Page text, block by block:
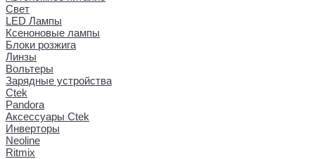
Свет
LED Лампы
Ксеноновые лампы
Блоки розжига
Линзы
Вольтеры
Зарядные устройства
Ctek
Pandora
Аксессуары Ctek
Инверторы
Neoline
Ritmix